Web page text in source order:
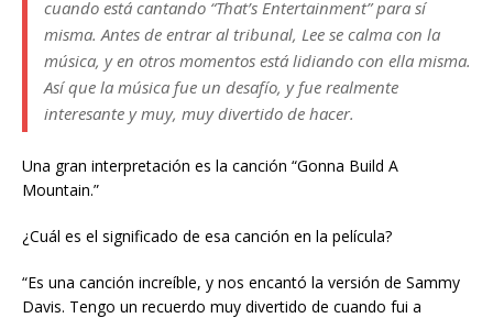
cuando está cantando “That’s Entertainment” para sí
misma. Antes de entrar al tribunal, Lee se calma con la
música, y en otros momentos está lidiando con ella misma.
Así que la música fue un desafío, y fue realmente
interesante y muy, muy divertido de hacer.
Una gran interpretación es la canción “Gonna Build A
Mountain.”
¿Cuál es el significado de esa canción en la película?
“Es una canción increíble, y nos encantó la versión de Sammy
Davis. Tengo un recuerdo muy divertido de cuando fui a